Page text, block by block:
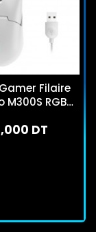
Filaire
M300S RGB
DT